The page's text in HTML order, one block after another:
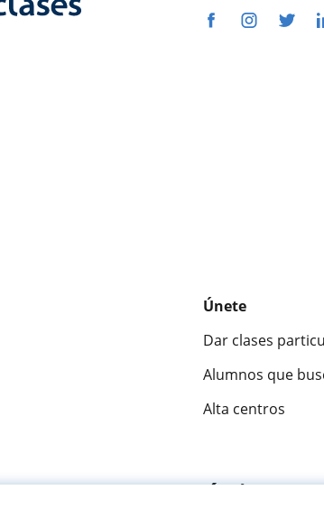
Únete
Dar clases
Alumnos que
Alta centros
Fantástica